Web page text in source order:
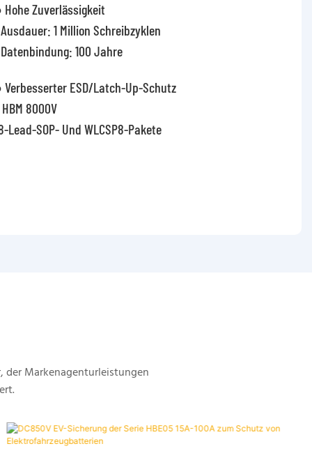
Hohe Zuverlässigkeit
1 Million Schreibzyklen
100 Jahre
Verbesserter ESD/Latch-Up-Schutz
8000V
Lead-SOP- Und WLCSP8-Pakete
der Markenagenturleistungen